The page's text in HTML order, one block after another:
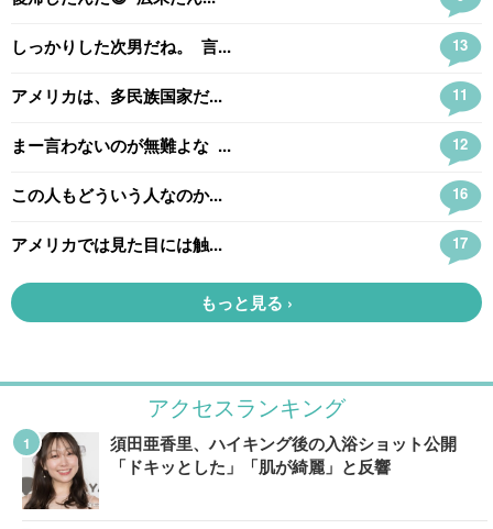
アクセスランキング
須田亜香里、ハイキング後の入浴ショット公開
「ドキッとした」「肌が綺麗」と反響